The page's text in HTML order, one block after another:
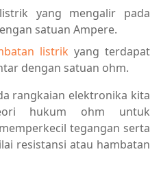
yang mengalir pada
satuan Ampere.
listrik yang terdapat
dengan satuan ohm.
rangkaian elektronika kita
hukum ohm untuk
tegangan serta
resistansi atau hambatan